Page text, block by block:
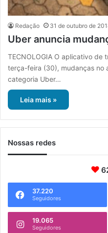
Redação 31 de outubro de
Uber anuncia
TECNOLOGIA O aplicativo de
terça-feira (30), mudanças no
categoria Uber…
Leia mais »
Nossas redes
37.220
Seguidores
19.065
Seguidores